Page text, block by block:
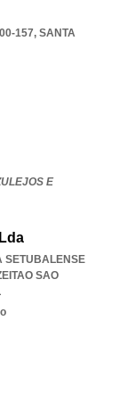
157, SANTA
E
SETUBALENSE
SAO